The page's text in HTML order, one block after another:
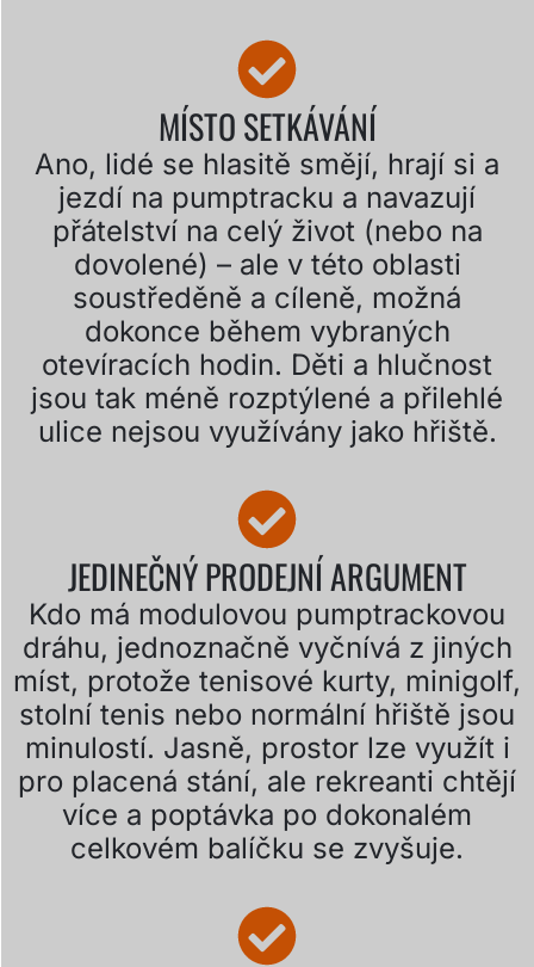
MÍSTO SETKÁVÁNÍ
Ano, lidé se hlasitě smějí, hrají si a
jezdí na pumptracku a navazují
přátelství na celý život (nebo na
dovolené) – ale v této oblasti
soustředěně a cíleně, možná
dokonce během vybraných
otevíracích hodin. Děti a hlučnost
jsou tak méně rozptýlené a přilehlé
ulice nejsou využívány jako hřiště.
JEDINEČNÝ PRODEJNÍ ARGUMENT
Kdo má modulovou pumptrackovou
dráhu, jednoznačně vyčnívá z jiných
míst, protože tenisové kurty, minigolf,
stolní tenis nebo normální hřiště jsou
minulostí. Jasně, prostor lze využít i
pro placená stání, ale rekreanti chtějí
více a poptávka po dokonalém
celkovém balíčku se zvyšuje.